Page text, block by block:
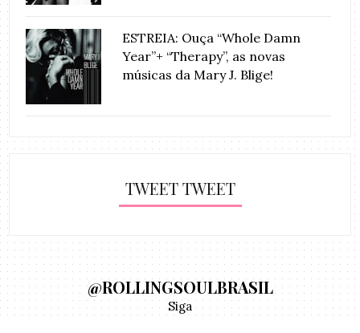
ESTREIA: Ouça “Whole Damn
Year”+ “Therapy”, as novas
músicas da Mary J. Blige!
TWEET TWEET
@ROLLINGSOULBRASIL
Siga